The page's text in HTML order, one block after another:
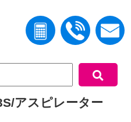
アスピレーター